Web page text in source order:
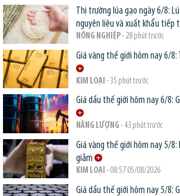
Thị trường lúa gạo ngày 6/8:
nguyên liệu và xuất khẩu tiếp
NÔNG NGHIỆP- 28 phút trước
Giá vàng thế giới hôm nay 6/8:
KIM LOẠI - 35 phút trước
Giá dầu thế giới hôm nay 6/8:
NĂNG LƯỢNG - 43 phút trước
Giá vàng thế giới hôm nay 5/8:
giảm
KIM LOẠI - 08:57 05/08/2026
Giá dầu thế giới hôm nay 5/8: